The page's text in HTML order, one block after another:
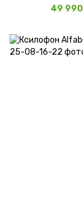
49 990 ₴